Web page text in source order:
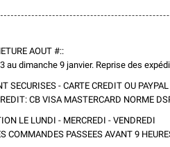
AOUT #::
au dimanche 9 janvier. Reprise des
SECURISES - CARTE CREDIT OU PAYPAL
CB VISA MASTERCARD NORME
LE LUNDI - MERCREDI - VENDREDI
COMMANDES PASSEES AVANT 9